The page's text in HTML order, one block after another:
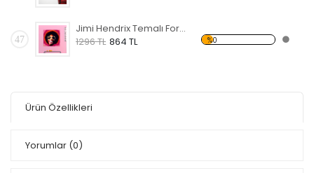
47
Jimi Hendrix Temalı Forex Tablo
1296 TL 864 TL %0
Ürün Özellikleri
Yorumlar (0)